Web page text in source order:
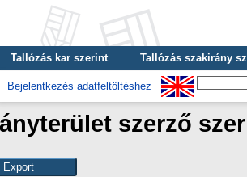
Tallózás kar szerint Tallózás szakirány
Bejelentkezés adatfeltöltéshez
szerző